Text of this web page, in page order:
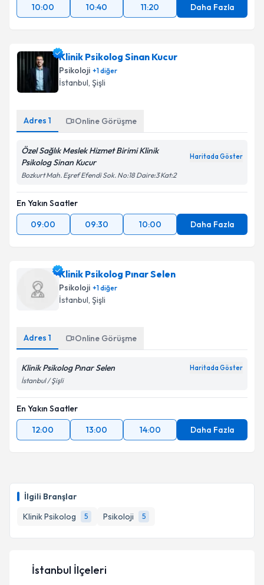
İlgili Branşlar
Klinik Psikolog
5 Psikoloji 5
10:00
10:40 11:20 Daha Fazla
Klinik Psikolog Sinan Kucur
Psikoloji +1diğer
İstanbul, Şişli
Adres 1 Online Görüşme
Özel Sağlık Meslek Hizmet Birimi Klinik
Psikolog Sinan Kucur
Haritada Göster
Bozkurt Mah. Eşref Efendi Sok. No:18 Daire:3 Kat:2
En Yakın Saatler
09:00
09:30 10:00 Daha Fazla
Klinik Psikolog Pınar Selen
Psikoloji +1diğer
İstanbul, Şişli
Adres 1 Online Görüşme
Klinik Psikolog Pınar Selen Haritada Göster
İstanbul / Şişli
En Yakın Saatler
12:00
13:00 14:00 Daha Fazla
İstanbul İlçeleri